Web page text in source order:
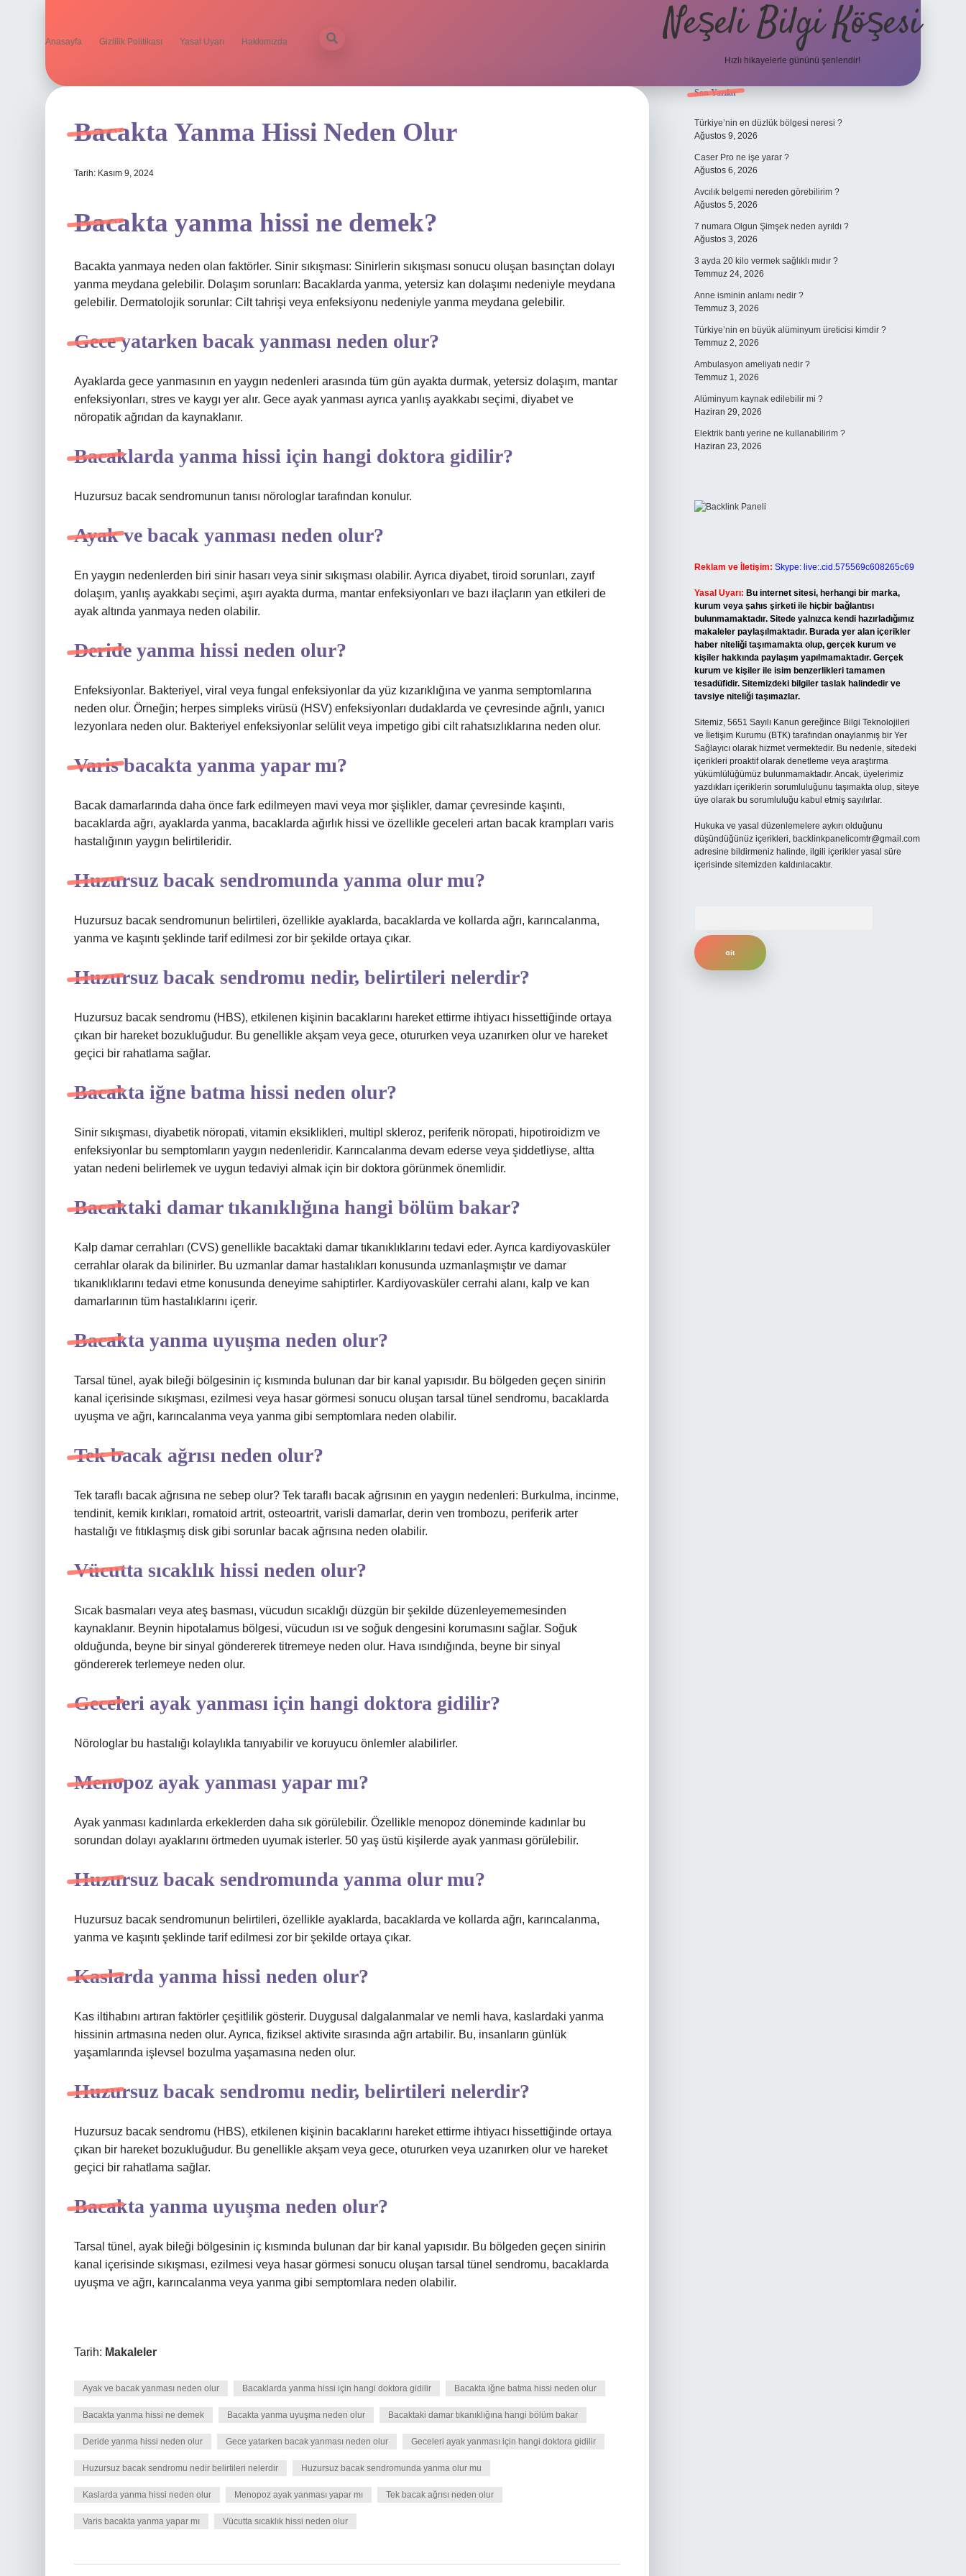
Anasayfa Gizlilik Politikası Yasal Uyarı Hakkımızda Neşeli Bilgi Köşesi
Hızlı hikayelerle gününü şenlendir!
Bacakta Yanma Hissi Neden Olur
Tarih: Kasım 9, 2024
Bacakta yanma hissi ne demek?
Bacakta yanmaya neden olan faktörler. Sinir sıkışması: Sinirlerin sıkışması sonucu oluşan basınçtan dolayı
yanma meydana gelebilir. Dolaşım sorunları: Bacaklarda yanma, yetersiz kan dolaşımı nedeniyle meydana
gelebilir. Dermatolojik sorunlar: Cilt tahrişi veya enfeksiyonu nedeniyle yanma meydana gelebilir.
Gece yatarken bacak yanması neden olur?
Ayaklarda gece yanmasının en yaygın nedenleri arasında tüm gün ayakta durmak, yetersiz dolaşım, mantar
enfeksiyonları, stres ve kaygı yer alır. Gece ayak yanması ayrıca yanlış ayakkabı seçimi, diyabet ve
nöropatik ağrıdan da kaynaklanır.
Bacaklarda yanma hissi için hangi doktora gidilir?
Huzursuz bacak sendromunun tanısı nörologlar tarafından konulur.
Ayak ve bacak yanması neden olur?
En yaygın nedenlerden biri sinir hasarı veya sinir sıkışması olabilir. Ayrıca diyabet, tiroid sorunları, zayıf
dolaşım, yanlış ayakkabı seçimi, aşırı ayakta durma, mantar enfeksiyonları ve bazı ilaçların yan etkileri de
ayak altında yanmaya neden olabilir.
Deride yanma hissi neden olur?
Enfeksiyonlar. Bakteriyel, viral veya fungal enfeksiyonlar da yüz kızarıklığına ve yanma semptomlarına
neden olur. Örneğin; herpes simpleks virüsü (HSV) enfeksiyonları dudaklarda ve çevresinde ağrılı, yanıcı
lezyonlara neden olur. Bakteriyel enfeksiyonlar selülit veya impetigo gibi cilt rahatsızlıklarına neden olur.
Varis bacakta yanma yapar mı?
Bacak damarlarında daha önce fark edilmeyen mavi veya mor şişlikler, damar çevresinde kaşıntı,
bacaklarda ağrı, ayaklarda yanma, bacaklarda ağırlık hissi ve özellikle geceleri artan bacak krampları varis
hastalığının yaygın belirtileridir.
Huzursuz bacak sendromunda yanma olur mu?
Huzursuz bacak sendromunun belirtileri, özellikle ayaklarda, bacaklarda ve kollarda ağrı, karıncalanma,
yanma ve kaşıntı şeklinde tarif edilmesi zor bir şekilde ortaya çıkar.
Huzursuz bacak sendromu nedir, belirtileri nelerdir?
Huzursuz bacak sendromu (HBS), etkilenen kişinin bacaklarını hareket ettirme ihtiyacı hissettiğinde ortaya
çıkan bir hareket bozukluğudur. Bu genellikle akşam veya gece, otururken veya uzanırken olur ve hareket
geçici bir rahatlama sağlar.
Bacakta iğne batma hissi neden olur?
Sinir sıkışması, diyabetik nöropati, vitamin eksiklikleri, multipl skleroz, periferik nöropati, hipotiroidizm ve
enfeksiyonlar bu semptomların yaygın nedenleridir. Karıncalanma devam ederse veya şiddetliyse, altta
yatan nedeni belirlemek ve uygun tedaviyi almak için bir doktora görünmek önemlidir.
Bacaktaki damar tıkanıklığına hangi bölüm bakar?
Kalp damar cerrahları (CVS) genellikle bacaktaki damar tıkanıklıklarını tedavi eder. Ayrıca kardiyovasküler
cerrahlar olarak da bilinirler. Bu uzmanlar damar hastalıkları konusunda uzmanlaşmıştır ve damar
tıkanıklıklarını tedavi etme konusunda deneyime sahiptirler. Kardiyovasküler cerrahi alanı, kalp ve kan
damarlarının tüm hastalıklarını içerir.
Bacakta yanma uyuşma neden olur?
Tarsal tünel, ayak bileği bölgesinin iç kısmında bulunan dar bir kanal yapısıdır. Bu bölgeden geçen sinirin
kanal içerisinde sıkışması, ezilmesi veya hasar görmesi sonucu oluşan tarsal tünel sendromu, bacaklarda
uyuşma ve ağrı, karıncalanma veya yanma gibi semptomlara neden olabilir.
Tek bacak ağrısı neden olur?
Tek taraflı bacak ağrısına ne sebep olur? Tek taraflı bacak ağrısının en yaygın nedenleri: Burkulma, incinme,
tendinit, kemik kırıkları, romatoid artrit, osteoartrit, varisli damarlar, derin ven trombozu, periferik arter
hastalığı ve fıtıklaşmış disk gibi sorunlar bacak ağrısına neden olabilir.
Vücutta sıcaklık hissi neden olur?
Sıcak basmaları veya ateş basması, vücudun sıcaklığı düzgün bir şekilde düzenleyememesinden
kaynaklanır. Beynin hipotalamus bölgesi, vücudun ısı ve soğuk dengesini korumasını sağlar. Soğuk
olduğunda, beyne bir sinyal göndererek titremeye neden olur. Hava ısındığında, beyne bir sinyal
göndererek terlemeye neden olur.
Geceleri ayak yanması için hangi doktora gidilir?
Nörologlar bu hastalığı kolaylıkla tanıyabilir ve koruyucu önlemler alabilirler.
Menopoz ayak yanması yapar mı?
Ayak yanması kadınlarda erkeklerden daha sık görülebilir. Özellikle menopoz döneminde kadınlar bu
sorundan dolayı ayaklarını örtmeden uyumak isterler. 50 yaş üstü kişilerde ayak yanması görülebilir.
Huzursuz bacak sendromunda yanma olur mu?
Huzursuz bacak sendromunun belirtileri, özellikle ayaklarda, bacaklarda ve kollarda ağrı, karıncalanma,
yanma ve kaşıntı şeklinde tarif edilmesi zor bir şekilde ortaya çıkar.
Kaslarda yanma hissi neden olur?
Kas iltihabını artıran faktörler çeşitlilik gösterir. Duygusal dalgalanmalar ve nemli hava, kaslardaki yanma
hissinin artmasına neden olur. Ayrıca, fiziksel aktivite sırasında ağrı artabilir. Bu, insanların günlük
yaşamlarında işlevsel bozulma yaşamasına neden olur.
Huzursuz bacak sendromu nedir, belirtileri nelerdir?
Huzursuz bacak sendromu (HBS), etkilenen kişinin bacaklarını hareket ettirme ihtiyacı hissettiğinde ortaya
çıkan bir hareket bozukluğudur. Bu genellikle akşam veya gece, otururken veya uzanırken olur ve hareket
geçici bir rahatlama sağlar.
Bacakta yanma uyuşma neden olur?
Tarsal tünel, ayak bileği bölgesinin iç kısmında bulunan dar bir kanal yapısıdır. Bu bölgeden geçen sinirin
kanal içerisinde sıkışması, ezilmesi veya hasar görmesi sonucu oluşan tarsal tünel sendromu, bacaklarda
uyuşma ve ağrı, karıncalanma veya yanma gibi semptomlara neden olabilir.
Tarih: Makaleler
Ayak ve bacak yanması neden olur Bacaklarda yanma hissi için hangi doktora gidilir Bacakta iğne batma hissi neden olur
Bacakta yanma hissi ne demek Bacakta yanma uyuşma neden olur Bacaktaki damar tıkanıklığına hangi bölüm bakar
Deride yanma hissi neden olur Gece yatarken bacak yanması neden olur Geceleri ayak yanması için hangi doktora gidilir
Huzursuz bacak sendromu nedir belirtileri nelerdir Huzursuz bacak sendromunda yanma olur mu
Kaslarda yanma hissi neden olur Menopoz ayak yanması yapar mı Tek bacak ağrısı neden olur
Varis bacakta yanma yapar mı Vücutta sıcaklık hissi neden olur
Sidebar
Son Yazılar
Türkiye’nin en düzlük bölgesi neresi ?
Ağustos 9, 2026
Caser Pro ne işe yarar ?
Ağustos 6, 2026
Avcılık belgemi nereden görebilirim ?
Ağustos 5, 2026
7 numara Olgun Şimşek neden ayrıldı ?
Ağustos 3, 2026
3 ayda 20 kilo vermek sağlıklı mıdır ?
Temmuz 24, 2026
Anne isminin anlamı nedir ?
Temmuz 3, 2026
Türkiye’nin en büyük alüminyum üreticisi kimdir ?
Temmuz 2, 2026
Ambulasyon ameliyatı nedir ?
Temmuz 1, 2026
Alüminyum kaynak edilebilir mi ?
Haziran 29, 2026
Elektrik bantı yerine ne kullanabilirim ?
Haziran 23, 2026
Reklam ve İletişim: Skype: live:.cid.575569c608265c69
Yasal Uyarı: Bu internet sitesi, herhangi bir marka,
kurum veya şahıs şirketi ile hiçbir bağlantısı
bulunmamaktadır. Sitede yalnızca kendi hazırladığımız
makaleler paylaşılmaktadır. Burada yer alan içerikler
haber niteliği taşımamakta olup, gerçek kurum ve
kişiler hakkında paylaşım yapılmamaktadır. Gerçek
kurum ve kişiler ile isim benzerlikleri tamamen
tesadüfidir. Sitemizdeki bilgiler taslak halindedir ve
tavsiye niteliği taşımazlar.
Sitemiz, 5651 Sayılı Kanun gereğince Bilgi Teknolojileri
ve İletişim Kurumu (BTK) tarafından onaylanmış bir Yer
Sağlayıcı olarak hizmet vermektedir. Bu nedenle, sitedeki
içerikleri proaktif olarak denetleme veya araştırma
yükümlülüğümüz bulunmamaktadır. Ancak, üyelerimiz
yazdıkları içeriklerin sorumluluğunu taşımakta olup, siteye
üye olarak bu sorumluluğu kabul etmiş sayılırlar.
Hukuka ve yasal düzenlemelere aykırı olduğunu
düşündüğünüz içerikleri, backlinkpanelicomtr@gmail.com
adresine bildirmeniz halinde, ilgili içerikler yasal süre
içerisinde sitemizden kaldırılacaktır.